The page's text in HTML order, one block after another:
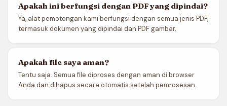
Apakah ini berfungsi dengan PDF yang dipindai?
Ya, alat pemotongan kami berfungsi dengan semua jenis PDF,
termasuk dokumen yang dipindai dan PDF gambar.
Apakah file saya aman?
Tentu saja. Semua file diproses dengan aman di browser
Anda dan dihapus secara otomatis setelah pemrosesan.